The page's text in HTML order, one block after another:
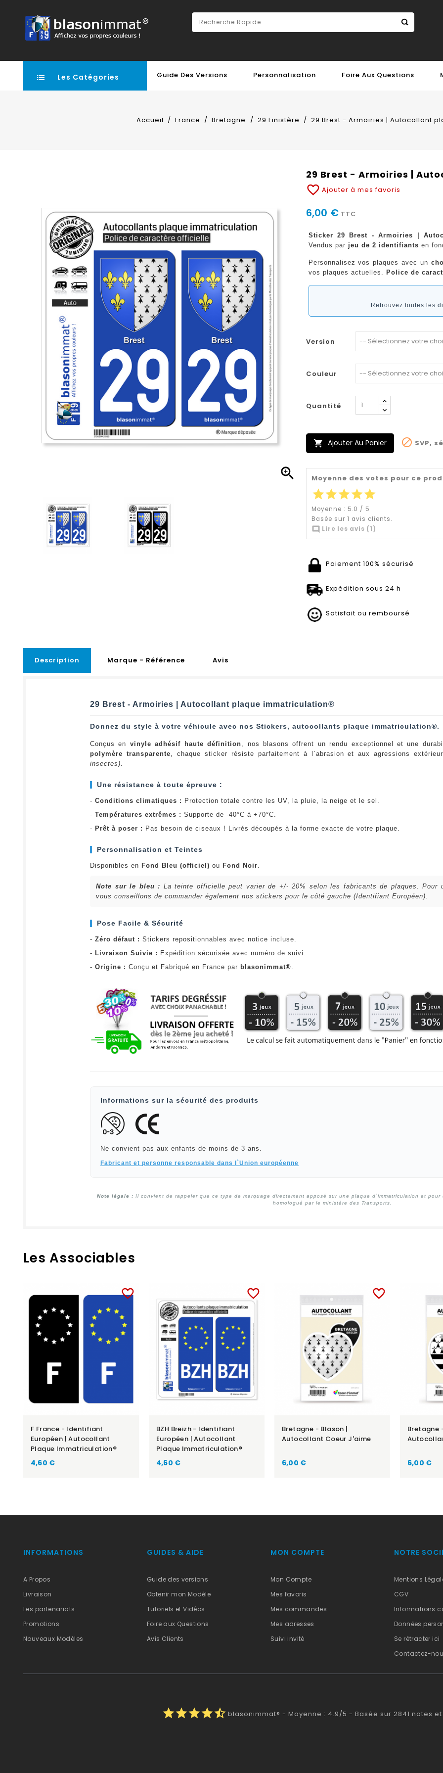
Les Catégories Guide Des Versions Personnalisation Foire Aux Questions
Accueil France Bretagne 29 Finistère 29 Brest - Armoiries | Autocollant

29 Brest - Armoiries |
favorite_border Ajouter à mes favoris
6,00 € TTC
Sticker 29 Brest - Armoiries |
Vendus par jeu de 2 identifiants en
Personnalisez vos plaques avec un
vos plaques actuelles.
Police de
Retrouvez toutes les
Version
Couleur
Quantité
 Ajouter Au Panier  SVP,
Moyenne des votes pour ce
starstarstarstarstar
Moyenne : 5.0 / 5
Basée sur 1 avis clients.
 Lire les avis (1)
Paiement 100% sécurisé
Expédition sous 24 h
Satisfait ou remboursé
Description Marque - Référence Avis
29 Brest - Armoiries | Autocollant plaque immatriculation®
Donnez du style à votre véhicule avec nos Stickers, autocollants plaque immatriculation®.
Conçus en vinyle adhésif haute définition , nos blasons offrent un rendu exceptionnel et une
polymère transparente , chaque sticker résiste parfaitement à l`abrasion et aux agressions
insectes)
Une résistance à toute épreuve :
- Conditions climatiques : Protection totale contre les UV, la pluie, la neige et le sel.
- Températures extrêmes : Supporte de -40°C à +70°C.
- Prêt à poser : Pas besoin de ciseaux ! Livrés découpés à la forme exacte de votre plaque.
Personnalisation et Teintes
Disponibles en Fond Bleu (officiel) ou Fond Noir
Note sur le bleu : La teinte officielle peut varier de +/- 20% selon les fabricants de plaques. Pour
vous conseillons de commander également nos stickers pour le côté gauche (Identifiant Européen).
Pose Facile & Sécurité
- Zéro défaut : Stickers repositionnables avec notice incluse.
- Livraison Suivie : Expédition sécurisée avec numéro de suivi.
- Origine : Conçu et Fabriqué en France par blasonimmat®
Informations sur la sécurité des produits
Ne convient pas aux enfants de moins de 3 ans.
Fabricant et personne responsable dans l`Union européenne
Note légale : Il convient de rappeler que ce type de marquage directement apposé sur une plaque d`immatriculation et
homologué par le ministère des Transports.
Les Associables
favorite_border
F France - Identifiant
Européen | Autocollant
Plaque Immatriculation®
Prix
4,60 €
favorite_border
BZH Breizh - Identifiant
Européen | Autocollant
Plaque Immatriculation®
Prix
4,60 €
favorite_border
Bretagne - Blason |
Autocollant Coeur J'aime
Prix
6,00 €
Bretagne
Prix
6,00 €
INFORMATIONS
A Propos
Livraison
Les partenariats
Promotions
Nouveaux Modèles
GUIDES & AIDE
Guide des versions
Obtenir mon Modèle
Tutoriels et Vidéos
Foire aux Questions
Avis Clients
MON COMPTE
Mon Compte
Mes favoris
Mes commandes
Mes adresses
Suivi invité
NOTRE
Mentions
CGV
Informations
Données
Se rétracter ici
Contactez-
starstarstarstarstar_half blasonimmat® - Moyenne : 4.9/5 - Basée sur 2841 notes et